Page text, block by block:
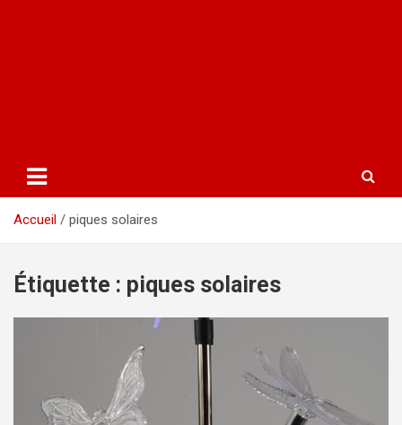
Accueil piques solaires
Étiquette : piques solaires